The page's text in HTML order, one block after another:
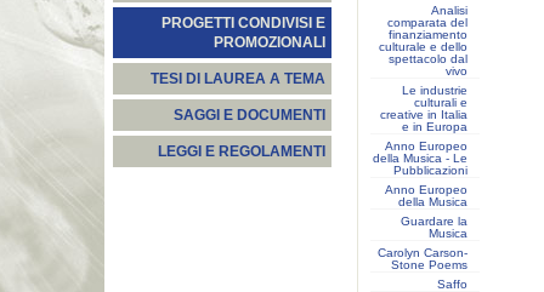
PROGETTI CONDIVISI E
PROMOZIONALI
TESI DI LAUREA A TEMA
SAGGI E DOCUMENTI
LEGGI E REGOLAMENTI
Analisi
comparata del
finanziamento
culturale e dello
spettacolo dal
vivo
Le industrie
culturali e
creative in Italia
e in Europa
Anno Europeo
della Musica - Le
Pubblicazioni
Anno Europeo
della Musica
Guardare la
Musica
Carolyn Carson-
Stone Poems
Saffo